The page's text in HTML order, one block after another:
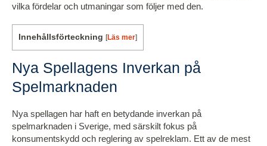
vilka fördelar och utmaningar som följer med den.
Innehållsförteckning [Läs mer]
Nya Spellagens Inverkan på
Spelmarknaden
Nya spellagen har haft en betydande inverkan på
spelmarknaden i Sverige, med särskilt fokus på
konsumentskydd och reglering av spelreklam. Ett av de mest